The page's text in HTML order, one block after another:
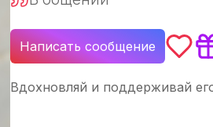
Написать сообщение
Вдохновляй и поддерживай